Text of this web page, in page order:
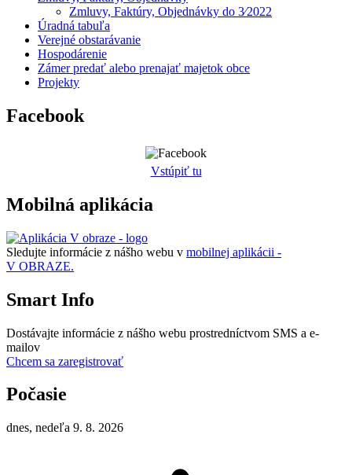
Zmluvy, Faktúry, Objednávky do 3⁄2022
Úradná tabuľa
Verejné obstarávanie
Hospodárenie
Zámer predať alebo prenajať majetok obce
Projekty
Facebook
Vstúpiť tu
Mobilná aplikácia
Sledujte informácie z nášho webu v mobilnej aplikácii -
V OBRAZE.
Smart Info
Dostávajte informácie z nášho webu prostredníctvom SMS a e-
mailov
Chcem sa zaregistrovať
Počasie
dnes, nedeľa 9. 8. 2026